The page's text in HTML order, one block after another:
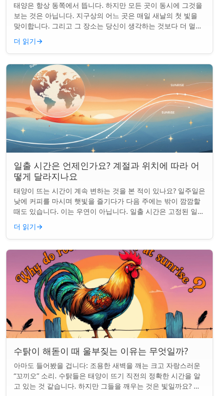
태양은 항상 동쪽에서 뜹니다. 하지만 모든 곳이 동시에 그것을
보는 것은 아닙니다. 지구상의 어느 곳은 매일 새날의 첫 빛을
맞이합니다. 그리고 그 장소는 당신이 생각하는 것보다 더 멀리
떨어져 있습니다. 핵심 요약...
더 읽기→
일출 시간은 언제인가요? 계절과 위치에 따라 어
떻게 달라지나요
태양이 뜨는 시간이 계속 변하는 것을 본 적이 있나요? 일주일은
낮에 커피를 마시며 햇빛을 즐기다가 다음 주에는 밖이 깜깜할
때도 있습니다. 이는 우연이 아닙니다. 일출 시간은 고정된 일정
이 아니며 계절과 지구상의 ...
더 읽기→
수탉이 해돋이 때 울부짖는 이유는 무엇일까?
아마도 들어봤을 겁니다: 조용한 새벽을 깨는 크고 자랑스러운
“꼬끼오” 소리. 수탉들은 태양이 뜨기 직전의 정확한 시간을 알
고 있는 것 같습니다. 하지만 그들을 깨우는 것은 빛일까요? 아